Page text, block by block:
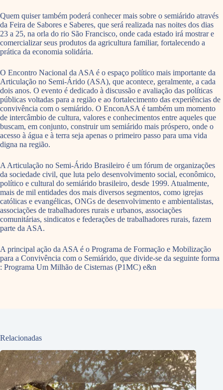
Quem quiser também poderá conhecer mais sobre o semiárido através
da Feira de Sabores e Saberes, que será realizada nas noites dos dias
23 a 25, na orla do rio São Francisco, onde cada estado irá mostrar e
comercializar seus produtos da agricultura familiar, fortalecendo a
prática da economia solidária.
O Encontro Nacional da ASA é o espaço político mais importante da
Articulação no Semi-Árido (ASA), que acontece, geralmente, a cada
dois anos. O evento é dedicado à discussão e avaliação das políticas
públicas voltadas para a região e ao fortalecimento das experiências de
convivência com o semiárido. O EnconASA é também um momento
de intercâmbio de cultura, valores e conhecimentos entre aqueles que
buscam, em conjunto, construir um semiárido mais próspero, onde o
acesso à água e à terra seja apenas o primeiro passo para uma vida
digna na região.
A Articulação no Semi-Árido Brasileiro é um fórum de organizações
da sociedade civil, que luta pelo desenvolvimento social, econômico,
político e cultural do semiárido brasileiro, desde 1999. Atualmente,
mais de mil entidades dos mais diversos segmentos, como igrejas
católicas e evangélicas, ONGs de desenvolvimento e ambientalistas,
associações de trabalhadores rurais e urbanos, associações
comunitárias, sindicatos e federações de trabalhadores rurais, fazem
parte da ASA.
A principal ação da ASA é o Programa de Formação e Mobilização
para a Convivência com o Semiárido, que divide-se da seguinte forma
: Programa Um Milhão de Cisternas (P1MC) e&n
Relacionadas